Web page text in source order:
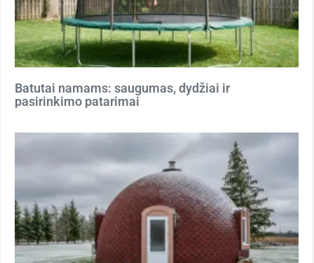
Batutai namams: saugumas, dydžiai ir
pasirinkimo patarimai